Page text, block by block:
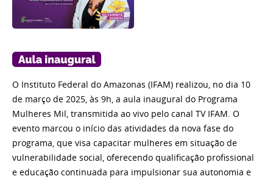
O Instituto Federal do Amazonas (IFAM) realizou, no dia 10
de março de 2025, às 9h, a aula inaugural do Programa
Mulheres Mil, transmitida ao vivo pelo canal TV IFAM. O
evento marcou o início das atividades da nova fase do
programa, que visa capacitar mulheres em situação de
vulnerabilidade social, oferecendo qualificação profissional
e educação continuada para impulsionar sua autonomia e